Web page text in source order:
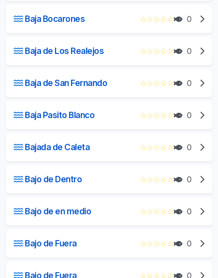
Baja Bocarones ☆☆☆☆☆ 0
Baja de Los Realejos ☆☆☆☆☆ 0
Baja de San Fernando ☆☆☆☆☆ 0
Baja Pasito Blanco ☆☆☆☆☆ 0
Bajada de Caleta ☆☆☆☆☆ 0
Bajo de Dentro ☆☆☆☆☆ 0
Bajo de en medio ☆☆☆☆☆ 0
Bajo de Fuera ☆☆☆☆☆ 0
Bajo de Fuera ☆☆☆☆☆ 0